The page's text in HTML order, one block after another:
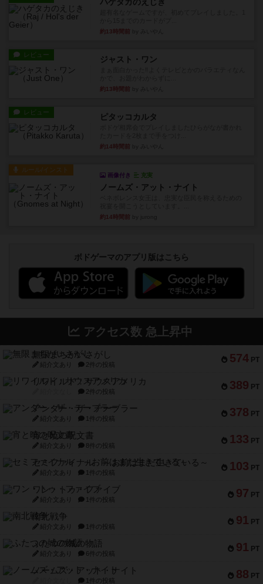
約13時間前
レビュー ジャスト・ワン
約13時間前
レビュー ピタッコカルタ
約14時間前
ルール/インスト
画像付き 充実
ノームズ・アット・ナイト
約14時間前
ボドゲーマのアプリ版はこちら
アクセス数 急上昇中
574 PT
無限まちがいさがし
紹介文あり 2件の投稿
389 PT
リワイルド：サウスアメリカ
2件の投稿
378 PT
アンダー・ザ・テーブラー
紹介文あり 1件の投稿
133 PT
宵と暁の呪文書
紹介文あり 8件の投稿
103 PT
セミファイナル ～お前はまだ生きている～
紹介文あり 1件の投稿
97 PT
ワン・トゥ・ファイブ
紹介文あり 1件の投稿
91 PT
南北戦争
紹介文あり 1件の投稿
91 PT
ふたつの城の物語
紹介文あり 6件の投稿
88 PT
ノームズ・アット・ナイト
1件の投稿